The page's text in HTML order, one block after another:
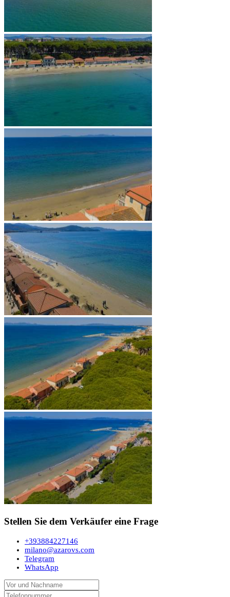
Stellen Sie dem Verkäufer eine Frage
+393884227146
milano@azarovs.com
Telegram
WhatsApp